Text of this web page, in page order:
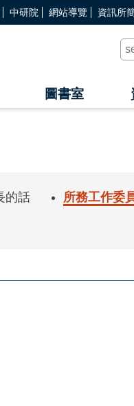
中研院 網站導覽 資訊所
圖書室
的話 所務工作委